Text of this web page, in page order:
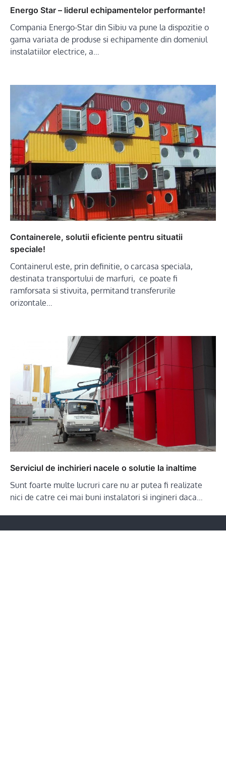
Energo Star – liderul echipamentelor performante!
Compania Energo-Star din Sibiu va pune la dispozitie o
gama variata de produse si echipamente din domeniul
instalatiilor electrice, a…
Containerele, solutii eficiente pentru situatii
speciale!
Containerul este, prin definitie, o carcasa speciala,
destinata transportului de marfuri, ce poate fi
ramforsata si stivuita, permitand transferurile
orizontale…
Serviciul de inchirieri nacele o solutie la inaltime
Sunt foarte multe lucruri care nu ar putea fi realizate
nici de catre cei mai buni instalatori si ingineri daca…